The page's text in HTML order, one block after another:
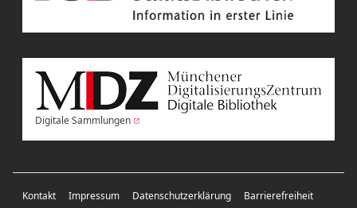
Digitale Sammlungen
Kontakt Impressum Datenschutzerklärung Barrierefreiheit